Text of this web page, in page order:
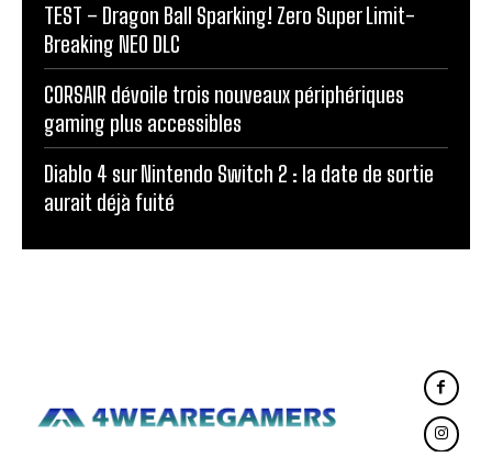
TEST – Dragon Ball Sparking! Zero Super Limit-
Breaking NEO DLC
CORSAIR dévoile trois nouveaux périphériques
gaming plus accessibles
Diablo 4 sur Nintendo Switch 2 : la date de sortie
aurait déjà fuité